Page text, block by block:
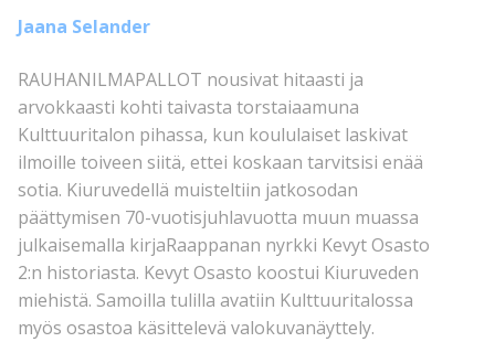
Jaana Selander
RAUHANILMAPALLOT nousivat hitaasti ja
arvokkaasti kohti taivasta torstaiaamuna
Kulttuuritalon pihassa, kun koululaiset laskivat
ilmoille toiveen siitä, ettei koskaan tarvitsisi enää
sotia. Kiuruvedellä muisteltiin jatkosodan
päättymisen 70-vuotisjuhlavuotta muun muassa
julkaisemalla kirjaRaappanan nyrkki Kevyt Osasto
2:n historiasta. Kevyt Osasto koostui Kiuruveden
miehistä. Samoilla tulilla avatiin Kulttuuritalossa
myös osastoa käsittelevä valokuvanäyttely.